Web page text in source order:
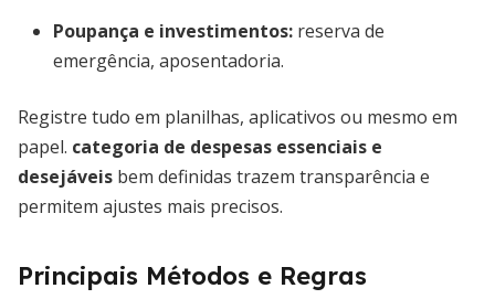
Poupança e investimentos: reserva de
emergência, aposentadoria.
Registre tudo em planilhas, aplicativos ou mesmo em
papel. categoria de despesas essenciais e
desejáveis bem definidas trazem transparência e
permitem ajustes mais precisos.
Principais Métodos e Regras